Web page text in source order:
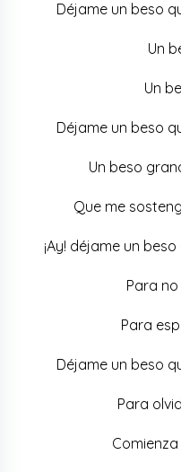
Déjame un beso
Un
Un
Déjame un beso
Un beso
Que me
¡Ay! déjame un
Para
Para
Déjame un beso
Para